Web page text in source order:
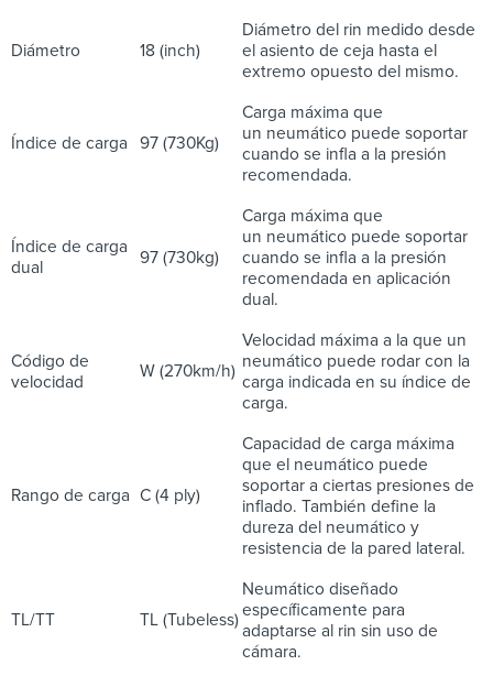
Diámetro 18 (inch)
Diámetro del rin medido desde
el asiento de ceja hasta el
extremo opuesto del mismo.
Índice de carga 97 (730Kg)
Carga máxima que
un neumático puede soportar
cuando se infla a la presión
recomendada.
Índice de carga
dual
97 (730kg)
Carga máxima que
un neumático puede soportar
cuando se infla a la presión
recomendada en aplicación
dual.
Código de
velocidad
W (270km/h)
Velocidad máxima a la que un
neumático puede rodar con la
carga indicada en su índice de
carga.
Rango de carga C (4 ply)
Capacidad de carga máxima
que el neumático puede
soportar a ciertas presiones de
inflado. También define la
dureza del neumático y
resistencia de la pared lateral.
TL/TT TL (Tubeless)
Neumático diseñado
específicamente para
adaptarse al rin sin uso de
cámara.